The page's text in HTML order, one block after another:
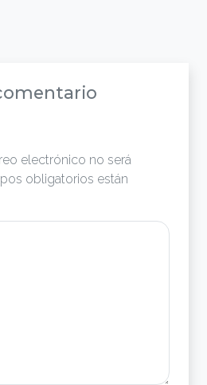
electrónico no será
obligatorios están